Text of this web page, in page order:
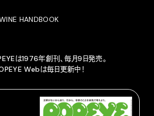
HANDBOOK
は1976年創刊、毎月9日発売。
Webは毎日更新中！